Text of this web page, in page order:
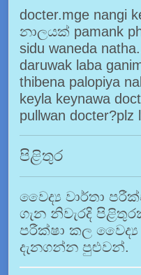
docter.mge nangi
නාලයක් pamank
sidu waneda
daruwak laba
thibena palopiya
keyla keynawa
pullwan docter?plz
පිළිතුර
වෛද්‍ය වාර්තා
ගැන නිවැරදි
පරීක්ෂා කල වෛද්‍ය
දැනගන්න පුළුවන්.